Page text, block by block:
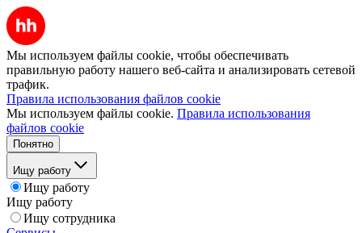
Мы используем файлы cookie, чтобы обеспечивать
правильную работу нашего веб-сайта и анализировать сетевой
трафик.
Правила использования файлов cookie
Мы используем файлы cookie. Правила использования
файлов cookie
Понятно
Ищу работу
Ищу работу
Ищу работу
Ищу сотрудника